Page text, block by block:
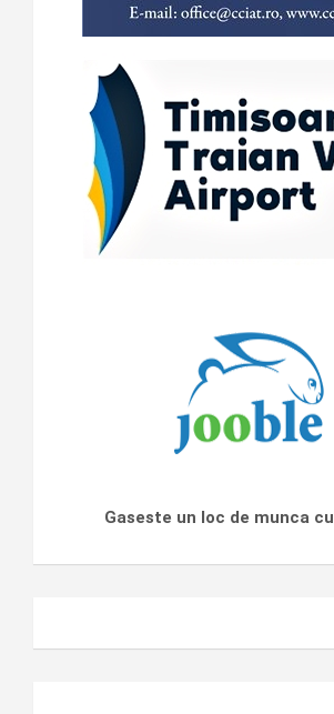
Gaseste un loc de munca cu